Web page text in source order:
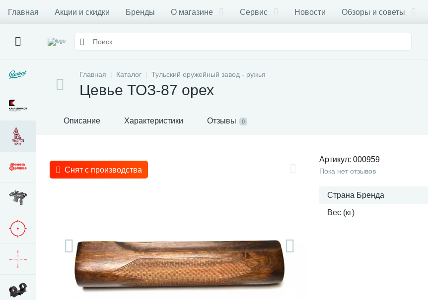
Главная Акции и скидки Бренды О магазине Сервис Новости Обзоры и советы
Главная Каталог Тульский оружейный завод - ружья
Цевье ТОЗ-87 орех
Описание Характеристики Отзывы 0
Снят с производства
Артикул: 000959
Пока нет отзывов
Страна Бренда
Вес (кг)